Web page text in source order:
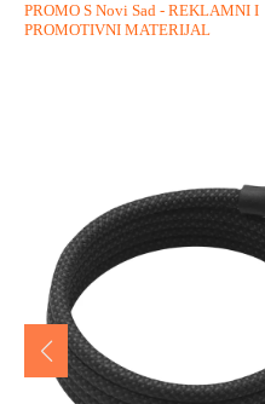
PROMO S Novi Sad - REKLAMNI I
PROMOTIVNI MATERIJAL